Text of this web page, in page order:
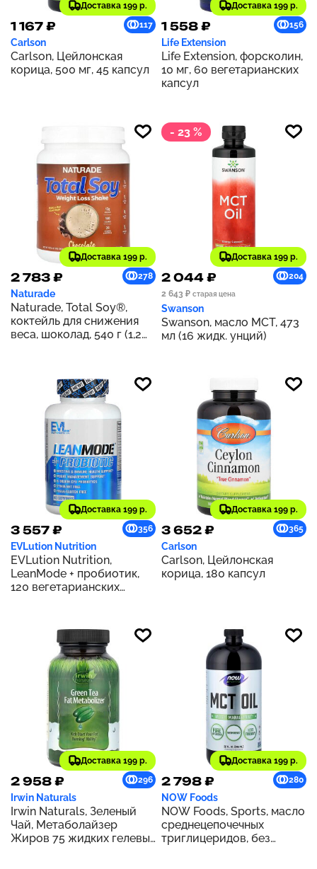
Доставка 199 р.
1 167 ₽ 117
Carlson
Carlson, Цейлонская
корица, 500 мг, 45 капсул
Доставка 199 р.
1 558 ₽ 156
Life Extension
Life Extension, форсколин,
10 мг, 60 вегетарианских
капсул
Доставка 199 р.
2 783 ₽ 278
Naturade
Naturade, Total Soy®,
коктейль для снижения
веса, шоколад, 540 г (1,2
- 23 %
Доставка 199 р.
2 044 ₽
204
2 643 ₽ старая цена
Swanson
Swanson, масло МСТ, 473
мл (16 жидк. унций)
Доставка 199 р.
3 557 ₽ 356
EVLution Nutrition
EVLution Nutrition,
LeanMode + пробиотик,
120 вегетарианских
Доставка 199 р.
3 652 ₽ 365
Carlson
Carlson, Цейлонская
корица, 180 капсул
Доставка 199 р.
2 958 ₽ 296
Irwin Naturals
Irwin Naturals, Зеленый
Чай, Метаболайзер
Жиров 75 жидких гелевых
Доставка 199 р.
2 798 ₽ 280
NOW Foods
NOW Foods, Sports, масло
среднецепочечных
триглицеридов, без